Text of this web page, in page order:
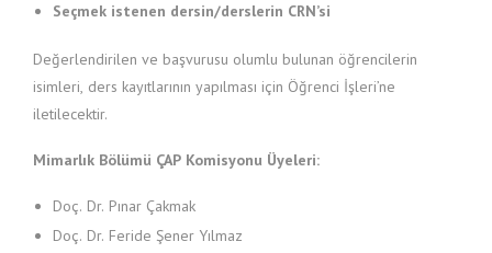
Seçmek istenen dersin/derslerin CRN’si
Değerlendirilen ve başvurusu olumlu bulunan öğrencilerin
isimleri, ders kayıtlarının yapılması için Öğrenci İşleri’ne
iletilecektir.
Mimarlık Bölümü ÇAP Komisyonu Üyeleri:
Doç. Dr. Pınar Çakmak
Doç. Dr. Feride Şener Yılmaz